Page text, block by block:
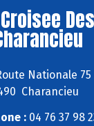
Nationale 75
Charancieu
: 04 76 37 98